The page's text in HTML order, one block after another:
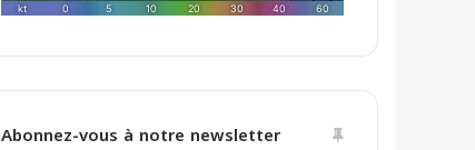
Abonnez-vous à notre newsletter